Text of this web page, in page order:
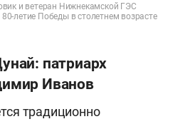
и ветеран Нижнекамской ГЭС
летие Победы в столетнем возрасте
патриарх
Иванов
традиционно